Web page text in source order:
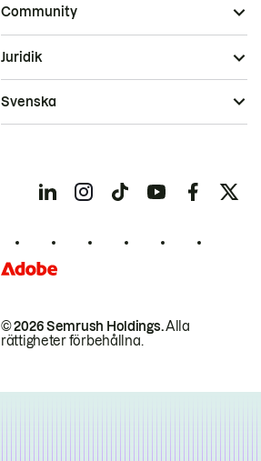
Community
© 2026 Semrush Holdings.Alla
rättigheter förbehållna.
Juridik
Svenska